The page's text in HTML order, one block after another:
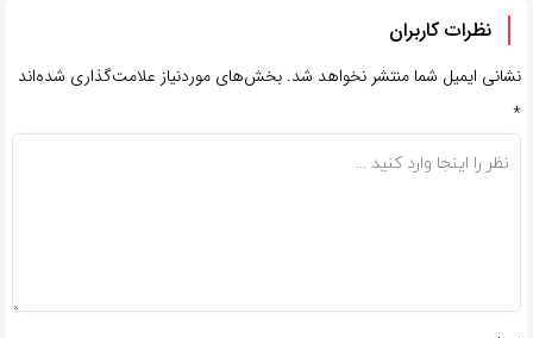
نظرات کاربران
نشانی ایمیل شما منتشر نخواهد شد. بخش‌های موردنیاز علامت‌گذاری شده‌اند
*